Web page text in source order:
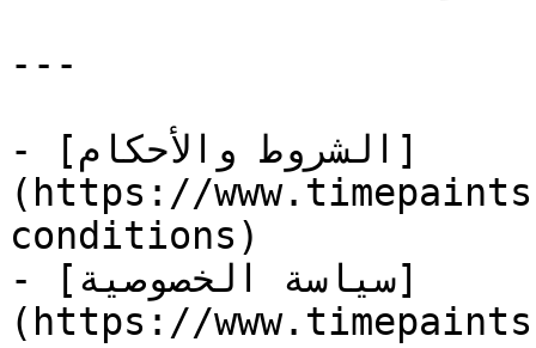
---
- [الشروط والأحكام]
(https://
conditions)
- [سياسة الخصوصية]
(https://